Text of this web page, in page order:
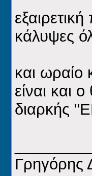
κάλυψες
και ωραίο
είναι και
διαρκής
Γρηγόρης